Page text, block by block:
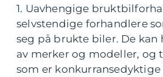
1. Uavhengige
selvstendige forhandlere
seg på brukte biler. De kan
av merker og modeller, og
som er